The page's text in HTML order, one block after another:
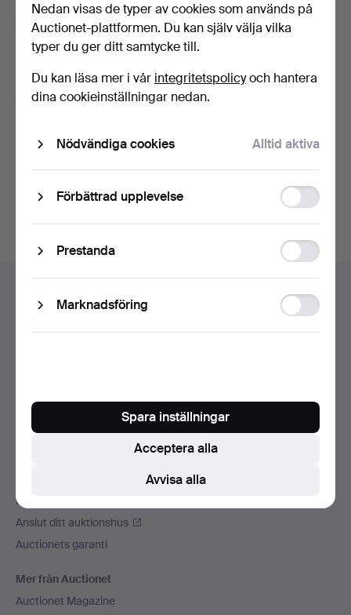
Prenumerera på Auctionets nyhetsbrev. (frivilligt)
Med bl.a. experttips, utvalda föremål och inspiration. Om du
Jag är över 18 år och jag godkänner
har tagit del av integritetspolicyn
Sidfotsnavigation
Kontakta support
Alla auktionshus
Sociala medier
Auctionet
Lediga jobb
Anslut ditt auktionshus
Auctionets garanti
Mer från Auctionet
Auctionet Magazine
Nedan visas de typer av cookies som används på
Auctionet-plattformen. Du kan själv välja vilka
typer du ger ditt samtycke till.
Du kan läsa mer i vår integritetspolicyoch hantera
dina cookieinställningar nedan.
Nödvändiga cookies Alltid aktiva
Förbättrad upplevelse
storage
Prestanda
storage
Marknadsföring
Ad
storage
Avvisa alla
Acceptera alla
Spara inställningar